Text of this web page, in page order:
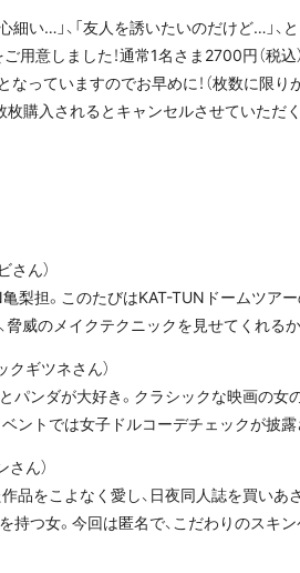
い…」、「友人を誘いたいのだけど…」、
意しました！通常1名さま2700円（税込）
なっていますのでお早めに！（枚数に限
購入されるとキャンセルさせていただ
さん）
亀梨担。このたびはKAT-TUNドームツア
脅威のメイクテクニックを見せてくれる
クギツネさん）
パンダが大好き。クラシックな映画の女
ントでは女子ドルコーデチェックが披
ん）
作品をこよなく愛し、日夜同人誌を買いあ
持つ女。今回は匿名で、こだわりのスキ